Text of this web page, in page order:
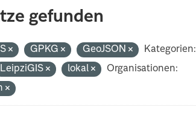
gefunden
GPKG GeoJSON
Kategorien:
LeipziGIS lokal
Organisationen: